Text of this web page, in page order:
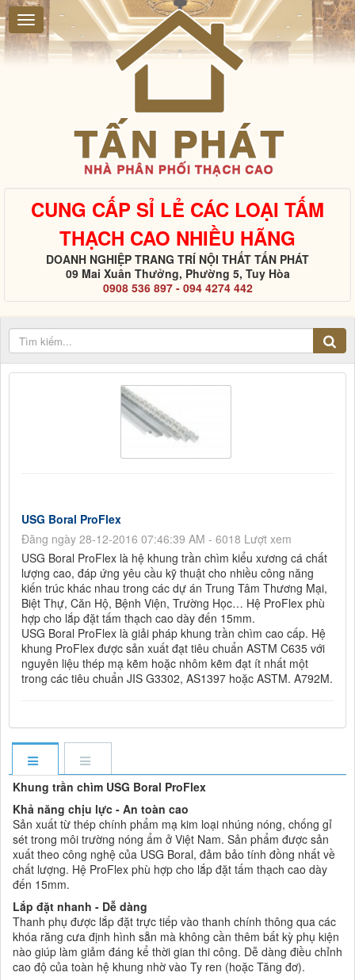
CUNG CẤP SỈ LẺ CÁC LOẠI TẤM
THẠCH CAO NHIỀU HÃNG
DOANH NGHIỆP TRANG TRÍ NỘI THẤT TẤN PHÁT
09 Mai Xuân Thưởng, Phường 5, Tuy Hòa
0908 536 897 - 094 4274 442
USG Boral ProFlex
Đăng ngày 28-12-2016 07:46:39 AM - 6018 Lượt xem
USG Boral ProFlex là hệ khung trần chìm kiểu xương cá chất
lượng cao, đáp ứng yêu cầu kỹ thuật cho nhiều công năng
kiến trúc khác nhau trong các dự án Trung Tâm Thương Mại,
Biệt Thự, Căn Hộ, Bệnh Viện, Trường Học… Hệ ProFlex phù
hợp cho lắp đặt tấm thạch cao dày đến 15mm.
USG Boral ProFlex là giải pháp khung trần chìm cao cấp. Hệ
khung ProFlex được sản xuất đạt tiêu chuẩn ASTM C635 với
nguyên liệu thép mạ kẽm hoặc nhôm kẽm đạt ít nhất một
trong các tiêu chuẩn JIS G3302, AS1397 hoặc ASTM. A792M.
Khung trần chìm USG Boral ProFlex
Khả năng chịu lực - An toàn cao
Sản xuất từ thép chính phẩm mạ kim loại nhúng nóng, chống gỉ
sét trong môi trường nóng ẩm ở Việt Nam. Sản phẩm được sản
xuất theo công nghệ của USG Boral, đảm bảo tính đồng nhất về
chất lượng. Hệ ProFlex phù hợp cho lắp đặt tấm thạch cao dày
đến 15mm.
Lắp đặt nhanh - Dễ dàng
Thanh phụ được lắp đặt trực tiếp vào thanh chính thông qua các
khóa răng cưa định hình sẵn mà không cần thêm bất kỳ phụ kiện
nào giúp làm giảm đáng kể thời gian thi công. Dễ dàng điều chỉnh
cao độ của toàn hệ khung nhờ vào Ty ren (hoặc Tăng đơ).